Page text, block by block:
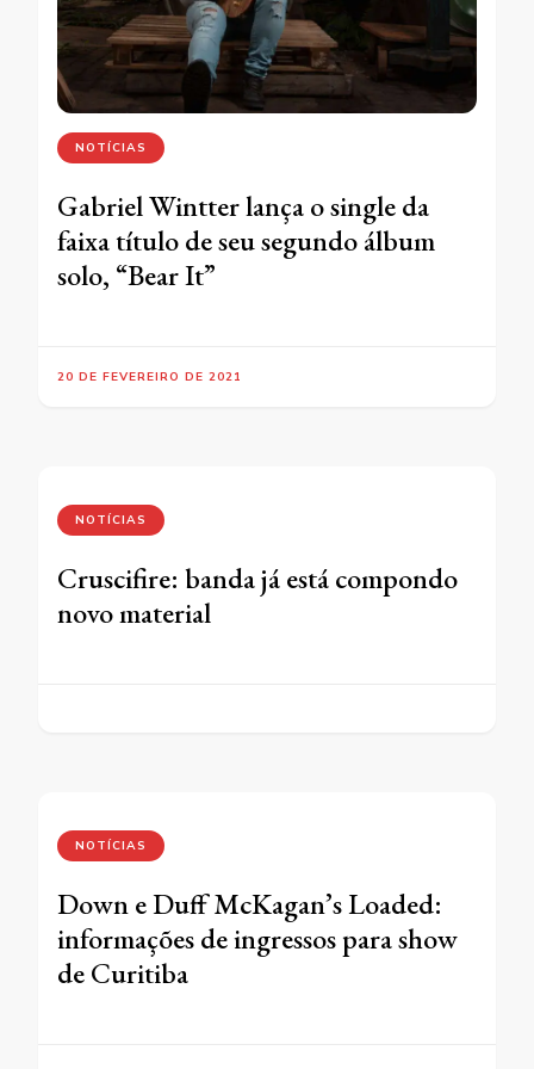
NOTÍCIAS
Gabriel Wintter lança o single da
faixa título de seu segundo álbum
solo, “Bear It”
20 DE FEVEREIRO DE 2021
NOTÍCIAS
Cruscifire: banda já está compondo
novo material
NOTÍCIAS
Down e Duff McKagan’s Loaded:
informações de ingressos para show
de Curitiba